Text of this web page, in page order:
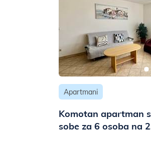
Apartmani
Komotan apartman
sobe za 6 osoba na